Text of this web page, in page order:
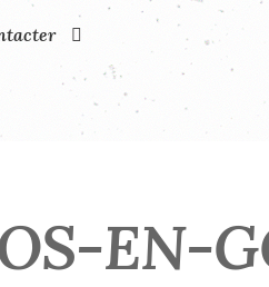
EN-